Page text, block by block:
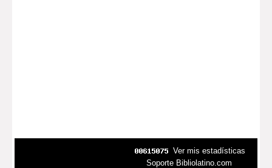
Ver mis estadísticas
Soporte Bibliolatino.com